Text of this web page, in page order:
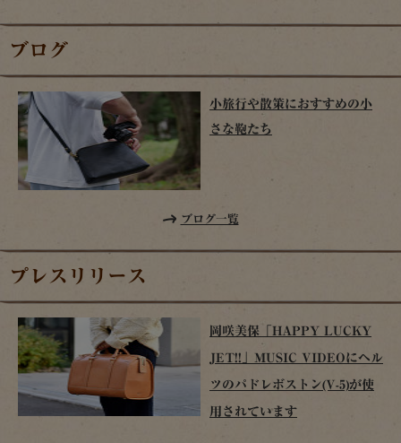
ブログ
小旅行や散策におすすめの小
さな鞄たち
ブログ一覧
プレスリリース
岡咲美保「HAPPY LUCKY
JET!!」MUSIC VIDEOにヘル
ツのパドレボストン(V-5)が使
用されています